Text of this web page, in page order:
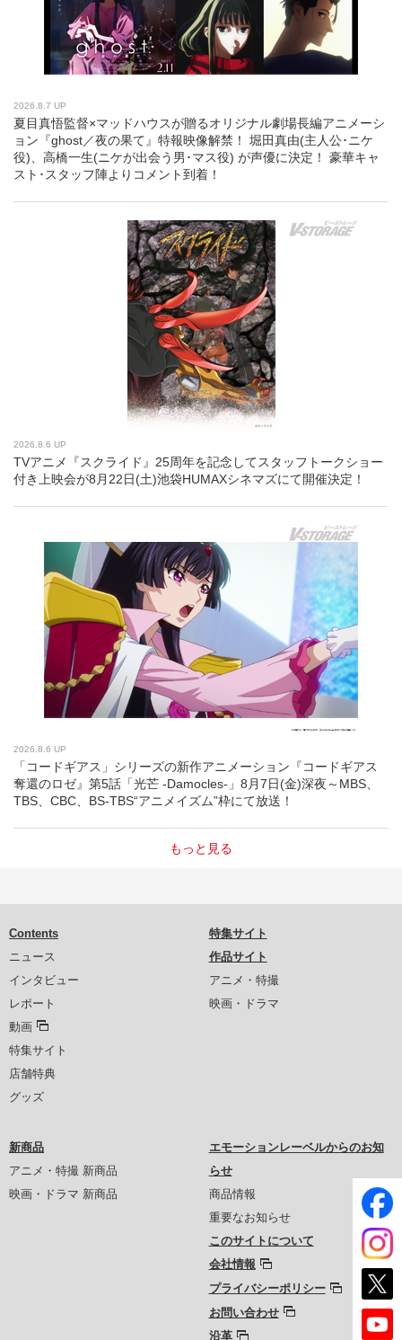
2026.8.7 UP
夏目真悟監督×マッドハウスが贈るオリジナル劇場長編アニメーシ
ョン『ghost／夜の果て』特報映像解禁！ 堀田真由(主人公･ニケ
役)、高橋一生(ニケが出会う男･マス役) が声優に決定！ 豪華キャ
スト･スタッフ陣よりコメント到着！
2026.8.6 UP
TVアニメ『スクライド』25周年を記念してスタッフトークショー
付き上映会が8月22日(土)池袋HUMAXシネマズにて開催決定！
2026.8.6 UP
「コードギアス」シリーズの新作アニメーション『コードギアス
奪還のロゼ』第5話「光芒 -Damocles-」8月7日(金)深夜～MBS、
TBS、CBC、BS-TBS“アニメイズム”枠にて放送！
もっと見る
Contents
ニュース
インタビュー
レポート
動画
特集サイト
店舗特典
グッズ
特集サイト
作品サイト
アニメ・特撮
映画・ドラマ
新商品
アニメ・特撮 新商品
映画・ドラマ 新商品
エモーションレーベルからのお知
らせ
商品情報
重要なお知らせ
このサイトについて
会社情報
プライバシーポリシー
お問い合わせ
沿革